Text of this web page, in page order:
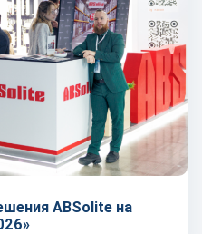
ABSolite на